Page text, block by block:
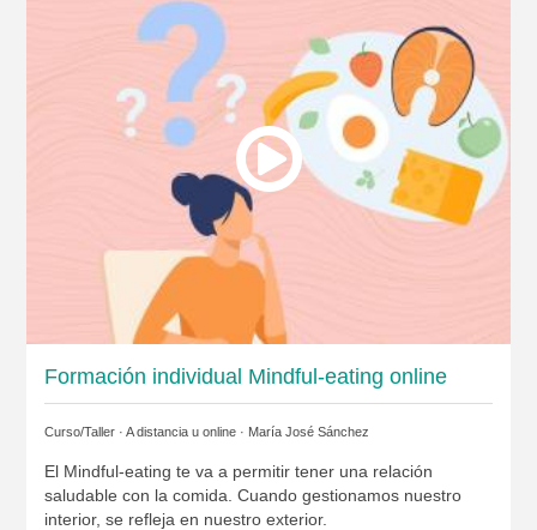
Formación individual Mindful-eating online
Curso/Taller · A distancia u online · María José Sánchez
El Mindful-eating te va a permitir tener una relación
saludable con la comida. Cuando gestionamos nuestro
interior, se refleja en nuestro exterior.